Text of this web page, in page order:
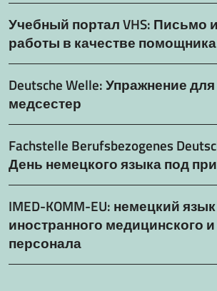
Учебный портал VHS: Письмо
работы в качестве
Deutsche Welle: Упражнение
медсестер
Fachstelle Berufsbezogenes
День немецкого языка под
IMED-KOMM-EU: немецкий
иностранного медицинского
персонала